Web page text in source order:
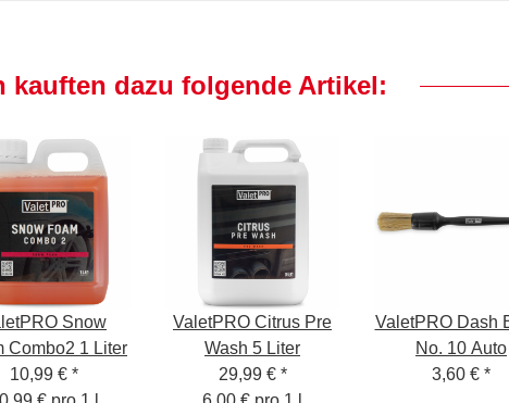
kauften dazu folgende Artikel:
Snow
Combo2 1 Liter
10,99 € *
ValetPRO Citrus Pre
Wash 5 Liter
29,99 € *
ValetPRO Dash
No. 10 Auto
3,60 € *